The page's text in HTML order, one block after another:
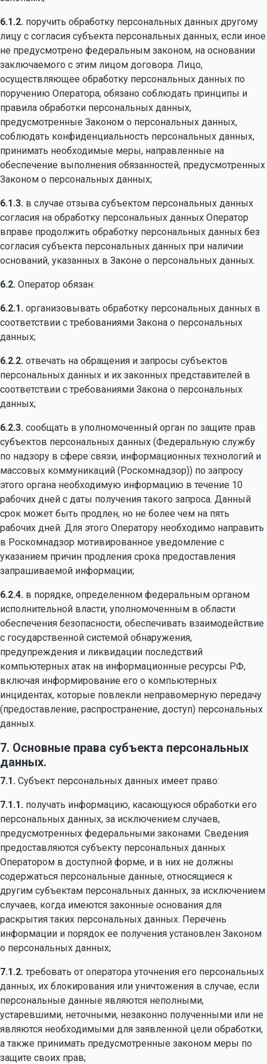
6.1.2. поручить обработку персональных данных другому
лицу с согласия субъекта персональных данных, если иное
не предусмотрено федеральным законом, на основании
заключаемого с этим лицом договора. Лицо,
осуществляющее обработку персональных данных по
поручению Оператора, обязано соблюдать принципы и
правила обработки персональных данных,
предусмотренные Законом о персональных данных,
соблюдать конфиденциальность персональных данных,
принимать необходимые меры, направленные на
обеспечение выполнения обязанностей, предусмотренных
Законом о персональных данных;
6.1.3. в случае отзыва субъектом персональных данных
согласия на обработку персональных данных Оператор
вправе продолжить обработку персональных данных без
согласия субъекта персональных данных при наличии
оснований, указанных в Законе о персональных данных.
6.2. Оператор обязан:
6.2.1. организовывать обработку персональных данных в
соответствии с требованиями Закона о персональных
данных;
6.2.2. отвечать на обращения и запросы субъектов
персональных данных и их законных представителей в
соответствии с требованиями Закона о персональных
данных;
6.2.3. сообщать в уполномоченный орган по защите прав
субъектов персональных данных (Федеральную службу
по надзору в сфере связи, информационных технологий и
массовых коммуникаций (Роскомнадзор)) по запросу
этого органа необходимую информацию в течение 10
рабочих дней с даты получения такого запроса. Данный
срок может быть продлен, но не более чем на пять
рабочих дней. Для этого Оператору необходимо направить
в Роскомнадзор мотивированное уведомление с
указанием причин продления срока предоставления
запрашиваемой информации;
6.2.4. в порядке, определенном федеральным органом
исполнительной власти, уполномоченным в области
обеспечения безопасности, обеспечивать взаимодействие
с государственной системой обнаружения,
предупреждения и ликвидации последствий
компьютерных атак на информационные ресурсы РФ,
включая информирование его о компьютерных
инцидентах, которые повлекли неправомерную передачу
(предоставление, распространение, доступ) персональных
данных.
7. Основные права субъекта персональных
данных.
7.1. Субъект персональных данных имеет право:
7.1.1. получать информацию, касающуюся обработки его
персональных данных, за исключением случаев,
предусмотренных федеральными законами. Сведения
предоставляются субъекту персональных данных
Оператором в доступной форме, и в них не должны
содержаться персональные данные, относящиеся к
другим субъектам персональных данных, за исключением
случаев, когда имеются законные основания для
раскрытия таких персональных данных. Перечень
информации и порядок ее получения установлен Законом
о персональных данных;
7.1.2. требовать от оператора уточнения его персональных
данных, их блокирования или уничтожения в случае, если
персональные данные являются неполными,
устаревшими, неточными, незаконно полученными или не
являются необходимыми для заявленной цели обработки,
а также принимать предусмотренные законом меры по
защите своих прав;